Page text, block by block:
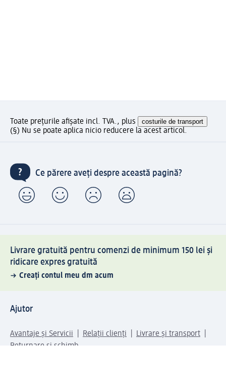
Toate prețurile afișate incl. TVA., plus costurile de transport
(§) Nu se poate aplica nicio reducere la acest articol.
Ce părere aveți despre această pagină?
Livrare gratuită pentru comenzi de minimum 150 lei și
ridicare expres gratuită
Creați contul meu dm acum
Ajutor
Avantaje și Servicii Relații clienți
Livrare și transport
Returnare și schimb